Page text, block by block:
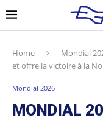
Home Mondial
et offre la victoire à la
Mondial 2026
MONDIAL